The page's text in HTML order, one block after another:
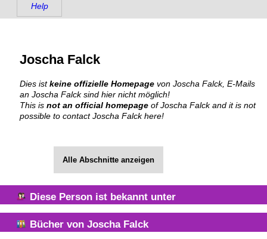
Help
Joscha Falck
Dies istkeine offizielle Homepage von Joscha Falck, E-Mails
an Joscha Falck sind hier nicht möglich!
This is not an official homepage of Joscha Falck and it is not
possible to contact Joscha Falck here!
Alle Abschnitte anzeigen
Diese Person ist bekannt unter
Bücher von Joscha Falck